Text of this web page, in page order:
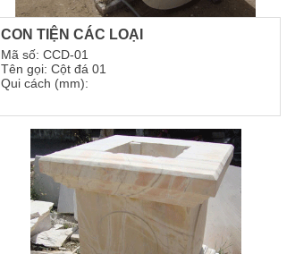
CON TIỆN CÁC LOẠI
Mã số: CCD-01
Tên gọi: Cột đá 01
Qui cách (mm):